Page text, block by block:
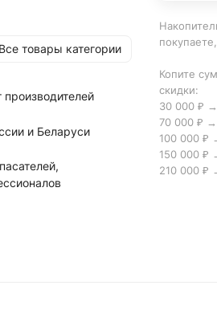
Все товары категории
производителей
и Беларуси
Копите
скидки:
30 000 ₽
70 000 ₽ →
100 000 ₽
150 000 ₽
210 000 ₽